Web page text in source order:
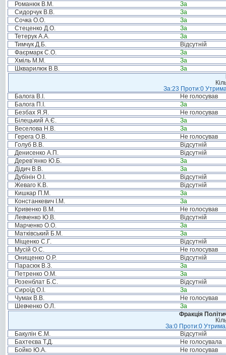
Романюк В.М.
За
Сидорчук В.В.
За
Сочка О.О.
За
Стеценко Д.О.
За
Тетерук А.А.
За
Тимчук Д.Б.
Відсутній
Фаєрмарк С.О.
За
Хміль М.М.
За
Шкварилюк В.В.
За
За:23 Проти:0
Балога В.І.
Не голосував
Балога П.І.
За
Безбах Я.Я.
Не голосував
Білецький А.Є.
За
Веселова Н.В.
За
Герега О.В.
Не голосував
Голуб В.В.
Відсутній
Денисенко А.П.
Відсутній
Дерев’янко Ю.Б.
За
Дідич В.В.
За
Дубінін О.І.
Відсутній
Жеваго К.В.
Відсутній
Кишкар П.М.
За
Констанкевич І.М.
За
Кривенко В.М.
Не голосував
Левченко Ю.В.
Відсутній
Марченко О.О.
За
Матківський Б.М.
За
Міщенко С.Г.
Відсутній
Мусій О.С.
Не голосував
Онищенко О.Р.
Відсутній
Парасюк В.З.
За
Петренко О.М.
За
Розенблат Б.С.
Відсутній
Сироїд О.І.
За
Чумак В.В.
Не голосував
Шевченко О.Л.
За
Фракція
За:0 Проти:0
Бакулін Є.М.
Відсутній
Бахтеєва Т.Д.
Не голосувала
Бойко Ю.А.
Не голосував